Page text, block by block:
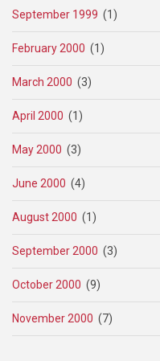
September 1999 (1)
February 2000 (1)
March 2000 (3)
April 2000 (1)
May 2000 (3)
June 2000 (4)
August 2000 (1)
September 2000 (3)
October 2000 (9)
November 2000 (7)